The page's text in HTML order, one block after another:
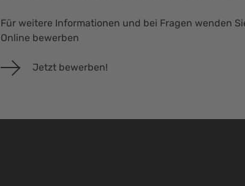
Für weitere Informationen und bei Fragen wenden
Online bewerben
Jetzt bewerben!